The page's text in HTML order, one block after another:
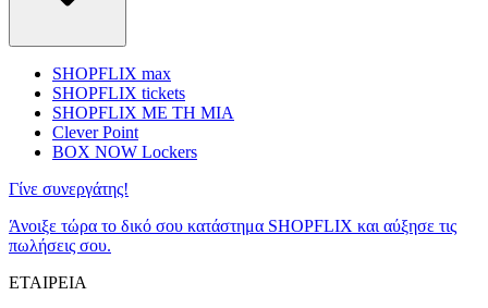
SHOPFLIX max
SHOPFLIX tickets
SHOPFLIX ΜΕ ΤΗ ΜΙΑ
Clever Point
BOX NOW Lockers
Γίνε συνεργάτης!
Άνοιξε τώρα το δικό σου κατάστημα SHOPFLIX και αύξησε τις
πωλήσεις σου.
ΕΤΑΙΡΕΙΑ